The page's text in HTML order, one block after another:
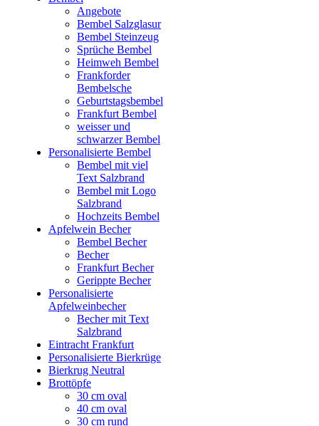
Angebote
Bembel Salzglasur
Bembel Steinzeug
Sprüche Bembel
Heimweh Bembel
Frankforder
Bembelsche
Geburtstagsbembel
Frankfurt Bembel
weisser und
schwarzer Bembel
Personalisierte Bembel
Bembel mit viel
Text Salzbrand
Bembel mit Logo
Salzbrand
Hochzeits Bembel
Apfelwein Becher
Bembel Becher
Becher
Frankfurt Becher
Gerippte Becher
Personalisierte
Apfelweinbecher
Becher mit Text
Salzbrand
Eintracht Frankfurt
Personalisierte Bierkrüge
Bierkrug Neutral
Brottöpfe
30 cm oval
40 cm oval
30 cm rund